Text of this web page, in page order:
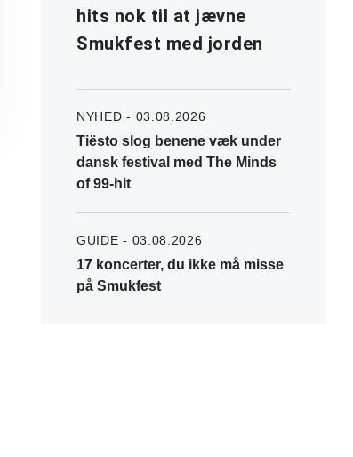
hits nok til at jævne
Smukfest med jorden
NYHED - 03.08.2026
Tiësto slog benene væk under
dansk festival med The Minds
of 99-hit
GUIDE - 03.08.2026
17 koncerter, du ikke må misse
på Smukfest